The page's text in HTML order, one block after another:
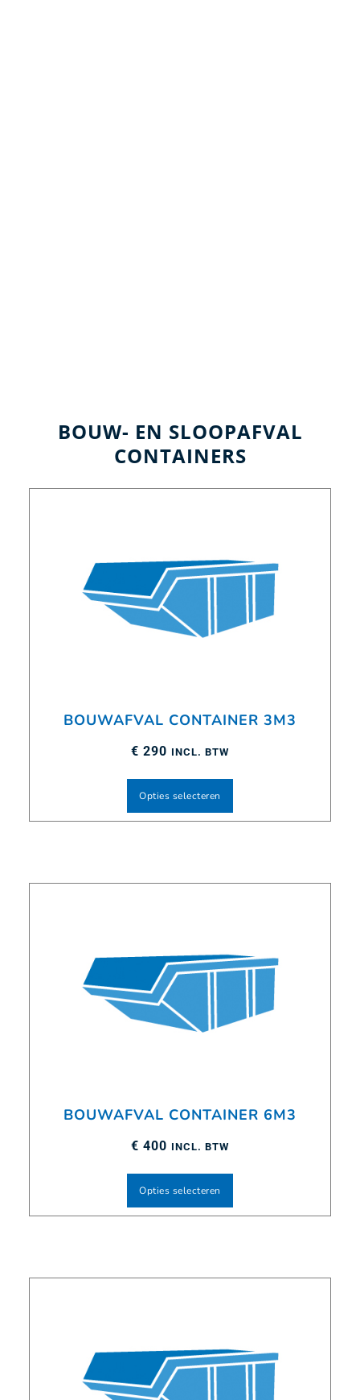
BOUW- EN SLOOPAFVAL
CONTAINERS
BOUWAFVAL CONTAINER 3M3
€ 290 INCL. BTW
Opties selecteren
BOUWAFVAL CONTAINER 6M3
€ 400 INCL. BTW
Opties selecteren